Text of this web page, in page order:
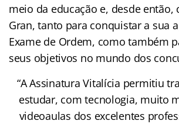
meio da educação e, desde então,
Gran, tanto para conquistar a sua
Exame de Ordem, como também
seus objetivos no mundo dos
“A Assinatura Vitalícia permitiu
estudar, com tecnologia, muito
videoaulas dos excelentes